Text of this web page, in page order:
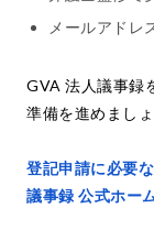
メールアドレ
GVA 法人議事録
準備を進めましょ
登記申請に必要
議事録 公式ホー